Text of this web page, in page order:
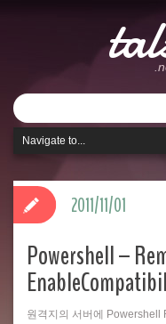
Powershell –
원격지의 서버에 Powershell
2011/11/01